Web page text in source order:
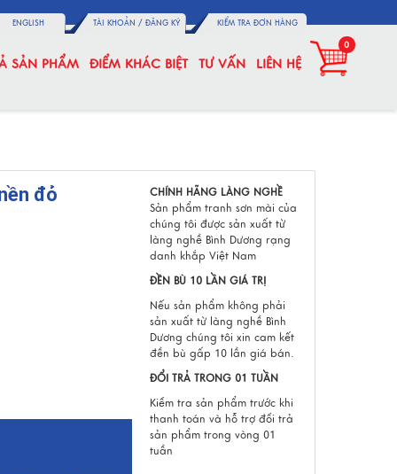
ENGLISH TÀI KHOẢN / ĐĂNG KÝ KIỂM TRA ĐƠN HÀNG
SẢN PHẨM ĐIỂM KHÁC BIỆT TƯ VẤN LIÊN HỆ
0
đỏ
CHÍNH HÃNG LÀNG NGHỀ
Sản phẩm tranh sơn mài của
chúng tôi được sản xuất từ
làng nghề Bình Dương rạng
danh khắp Việt Nam
ĐỀN BÙ 10 LẦN GIÁ TRỊ
Nếu sản phẩm không phải
sản xuất từ làng nghề Bình
Dương chúng tôi xin cam kết
đền bù gấp 10 lần giá bán.
ĐỔI TRẢ TRONG 01 TUẦN
Kiểm tra sản phẩm trước khi
thanh toán và hỗ trợ đổi trả
sản phẩm trong vòng 01
tuần